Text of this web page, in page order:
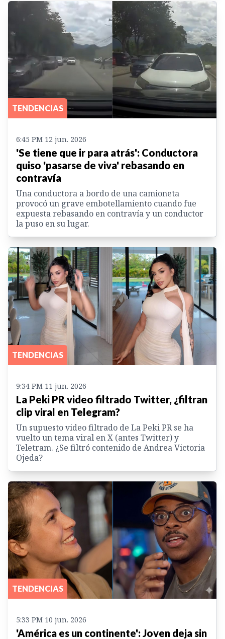
TENDENCIAS
6:45 PM 12 jun. 2026
'Se tiene que ir para atrás': Conductora
quiso 'pasarse de viva' rebasando en
contravía
Una conductora a bordo de una camioneta
provocó un grave embotellamiento cuando fue
expuesta rebasando en contravía y un conductor
la puso en su lugar.
TENDENCIAS
9:34 PM 11 jun. 2026
La Peki PR video filtrado Twitter, ¿filtran
clip viral en Telegram?
Un supuesto video filtrado de La Peki PR se ha
vuelto un tema viral en X (antes Twitter) y
Teletram. ¿Se filtró contenido de Andrea Victoria
Ojeda?
TENDENCIAS
5:33 PM 10 jun. 2026
'América es un continente': Joven deja sin